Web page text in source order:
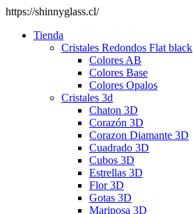
https://shinnyglass.cl/
Tienda
Cristales Redondos Flat black
Colores AB
Colores Base
Colores Opalos
Cristales 3d
Chaton 3D
Corazón 3D
Corazon Diamante 3D
Cuadrado 3D
Cubos 3D
Estrellas 3D
Flor 3D
Gotas 3D
Mariposa 3D